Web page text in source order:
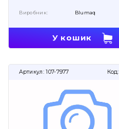
Виробник: Blumaq
У кошик
Артикул: 107-7977 Код: